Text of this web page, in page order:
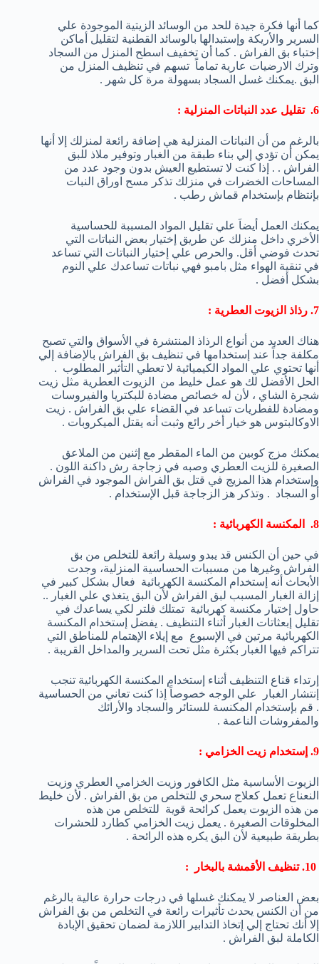
كما أنها فكرة جيدة للحد من الوسائد الزيتية الموجودة علي
السرير والأريكة وإستبدالها بالوسائد القطنية لتقليل أماكن
إختباء بق الفراش . كما أن تخفيف اسطح المنزل من السجاد
وترك الارضيات عارية تماماً تسهم في تنظيف المنزل من
البق .يمكنك غسل السجاد بسهولة مرة كل شهر .
6. تقليل عدد النباتات المنزلية :
بالرغم من أن النباتات المنزلية هي إضافة رائعة لمنزلك إلا أنها
يمكن أن تؤدي إلي بناء طبقة من الغبار وتوفير ملاذ للبق
الفراش . . إذا كنت لا تستطيع العيش بدون وجود عدد من
المساحات الخضرات في منزلك تذكر مسح اوراق النبات
بإنتظام بإستخدام قماش رطب .
يمكنك العمل أيضاَ علي تقليل المواد المسببة للحساسية
الأخري داخل منزلك عن طريق إختيار بعض النباتات التي
تحدث فوضي أقل. والحرص علي إختيار النباتات التي تساعد
في تنقية الهواء مثل بامبو فهي نباتات تساعدك علي النوم
بشكل أفضل .
7. رذاذ الزيوت العطرية :
هناك العديد من أنواع الرذاذ المنتشرة في الأسواق والتي تصبح
مكلفة جداً عند إستخدامها في تنظيف بق الفراش بالإضافة إلي
أنها تحتوي علي المواد الكيميائية لا تعطي التأثير المطلوب .
الحل الأفضل لك هو عمل خليط من الزيوت العطرية مثل زيت
شجرة الشاي ، لأن له خصائص مضادة للبكتريا والفيروسات
ومضادة للفطريات تساعد في القضاء علي بق الفراش . زيت
الاوكالبتوس هو خيار أخر رائع وثبت أنه يقتل الميكروبات .
يمكنك مزج كوبين من الماء المقطر مع إثنين من الملاعق
الصغيرة للزيت العطري وصبه في زجاجة رش داكنة اللون .
وإستخدام هذا المزيج في قتل بق الفراش الموجود في الفراش
أو السجاد . وتذكر هز الزجاجة قبل الإستخدام .
8. المكنسة الكهربائية :
في حين أن الكنس قد يبدو وسيلة رائعة للتخلص من بق
الفراش وغيرها من مسببات الحساسية المنزلية، وجدت
الأبحاث أنه إستخدام المكنسة الكهربائية فعال بشكل كبير في
إزالة الغبار المسبب لبق الفراش لأن البق يتغذي علي الغبار ..
حاول إختيار مكنسة كهربائية تمتلك فلتر لكي يساعدك في
تقليل إبعثاتات الغبار أثناء التنظيف . يفضل إستخدام المكنسة
الكهربائية مرتين في الإسبوع مع إيلاء الإهتمام للمناطق التي
تتراكم فيها الغبار بكثرة مثل تحت السرير والمداخل القريبة .
إرتداء قناع التنظيف أثناء إستخدام المكنسة الكهربائية تنجب
إنتشار الغبار علي الوجه خصوصاً إذا كنت تعاني من الحساسية
. قم بإستخدام المكنسة للستائر والسجاد والأرائك
والمفروشات الناعمة .
9. إستخدام زيت الخزامي :
الزيوت الأساسية مثل الكافور وزيت الخزامي العطري وزيت
النعناع تعمل كعلاج سحري للتخلص من بق الفراش . لأن خليط
من هذه الزيوت يعمل كرائحة قوية للتخلص من هذه
المخلوقات الصغيرة . يعمل زيت الخزامي كطارد للحشرات
بطريقة طبيعية لأن البق يكره هذه الرائحة .
بعض العناصر لا يمكنك غسلها في درجات حرارة عالية بالرغم
من أن الكنس يحدث تأثيرات رائعة في التخلص من بق الفراش
إلا أنك تحتاج إلي إتخاذ التدابير اللازمة لضمان تحقيق الإبادة
الكاملة لبق الفراش .